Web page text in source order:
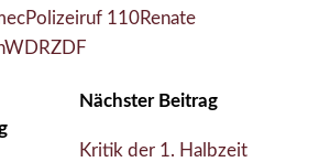
Polizeiruf 110Renate
WDRZDF
Nächster Beitrag
Kritik der 1. Halbzeit